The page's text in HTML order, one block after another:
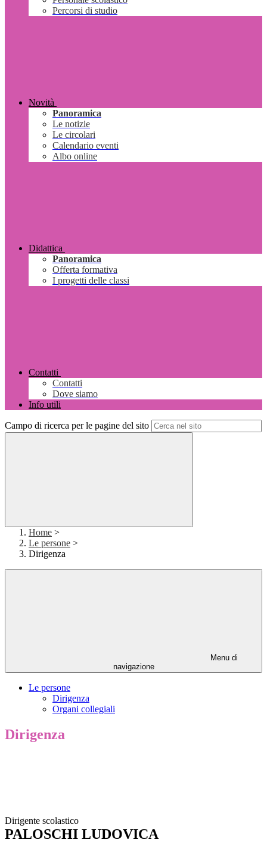
Percorsi di studio
Novità
Panoramica
Le notizie
Le circolari
Calendario eventi
Albo online
Didattica
Panoramica
Offerta formativa
I progetti delle classi
Contatti
Contatti
Dove siamo
Info utili
Campo di ricerca per le pagine del sito
Home >
Le persone >
Dirigenza
Menu di
navigazione
Le persone
Dirigenza
Organi collegiali
Dirigenza
Dirigente scolastico
PALOSCHI LUDOVICA